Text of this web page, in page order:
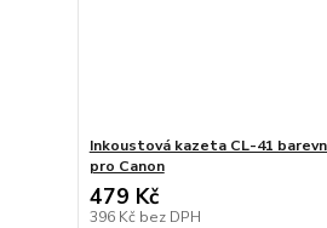
Inkoustová kazeta CL-41
pro Canon
479 Kč
396 Kč bez DPH